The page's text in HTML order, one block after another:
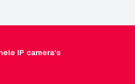
IP camera's